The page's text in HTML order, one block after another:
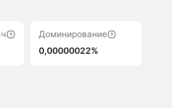
Доминирование
0,00000022%